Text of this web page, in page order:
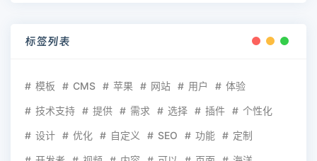
标签列表
模板 CMS 苹果 网站 用户 体验
技术支持 提供 需求 选择 插件 个性化
设计 优化 自定义 SEO 功能 定制